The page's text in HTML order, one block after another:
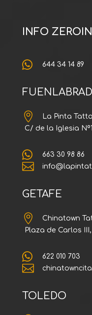
INFO
 644 34 14 89

La Pinta
C/ de la Iglesia
 663 30 98 86

GETAFE

Chinatown
Plaza de Carlos
 622 010 703

TOLEDO